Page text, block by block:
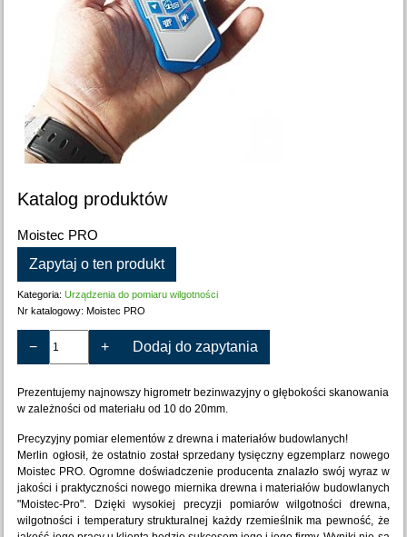
Katalog produktów
Moistec PRO
Zapytaj o ten produkt
Kategoria:Urządzenia do pomiaru wilgotności
Nr katalogowy:Moistec PRO
− + Dodaj do zapytania
Prezentujemy najnowszy higrometr bezinwazyjny o głębokości skanowania
w zależności od materiału od 10 do 20mm.
Precyzyjny pomiar elementów z drewna i materiałów budowlanych!
Merlin ogłosił, że ostatnio został sprzedany tysięczny egzemplarz nowego
Moistec PRO. Ogromne doświadczenie producenta znalazło swój wyraz w
jakości i praktyczności nowego miernika drewna i materiałów budowlanych
"Moistec-Pro". Dzięki wysokiej precyzji pomiarów wilgotności drewna,
wilgotności i temperatury strukturalnej każdy rzemieślnik ma pewność, że